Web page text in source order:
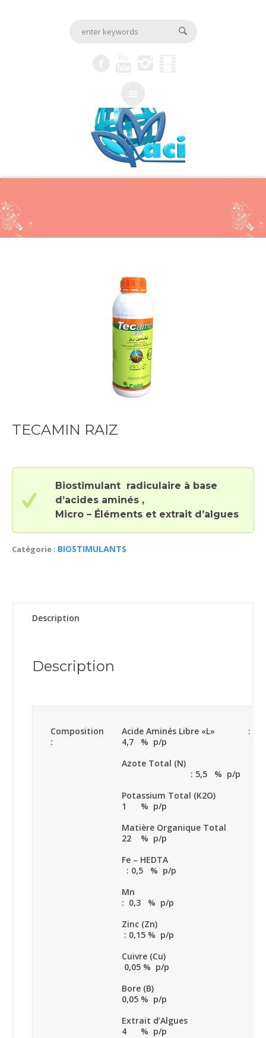
TECAMIN RAIZ
Biostimulant radiculaire à base
d’acides aminés ,
Micro – Éléments et extrait d’algues
Catégorie : BIOSTIMULANTS
Description
Description
Composition
:
Acide Aminés Libre «L» :
4,7 % p/p
Azote Total (N)
: 5,5 % p/p
Potassium Total (K2O) :
1 % p/p
Matière Organique Total :
22 % p/p
Fe – HEDTA
: 0,5 % p/p
Mn
: 0,3 % p/p
Zinc (Zn)
: 0,15 % p/p
Cuivre (Cu) :
0,05 % p/p
Bore (B) :
0,05 % p/p
Extrait d’Algues :
4 % p/p